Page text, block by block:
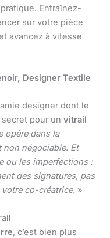
Entraînez-
sur votre pièce
avancez à vitesse
Designer Textile
designer dont le
pour un vitrail
opère dans la
non négociable. Et
ou les imperfections :
des signatures, pas
co-créatrice. »
, c’est bien plus